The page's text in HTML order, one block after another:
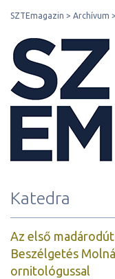
SZTEmagazin Archívum
Katedra
Az első
Beszélgetés
ornitológussal